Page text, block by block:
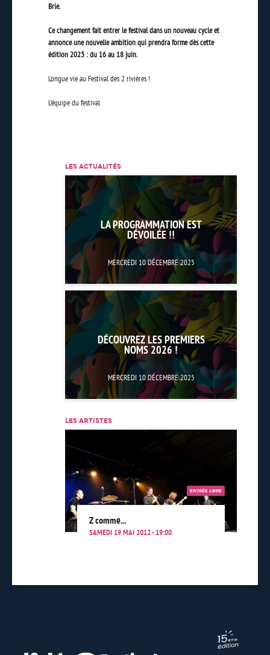
Brie.
Ce changement fait entrer le festival dans un nouveau cycle et
annonce une nouvelle ambition qui prendra forme dès cette
édition 2023 : du 16 au 18 juin.
Longue vie au Festival des 2 rivières !
L’équipe du festival
LES ACTUALITÉS
LA PROGRAMMATION EST
DÉVOILÉE !!
MERCREDI 10 DÉCEMBRE 2025
DÉCOUVREZ LES PREMIERS
NOMS 2026 !
MERCREDI 10 DÉCEMBRE 2025
LES ARTISTES
ENTRÉE LIBRE
Z comme...
SAMEDI 19 MAI 2012 - 19:00